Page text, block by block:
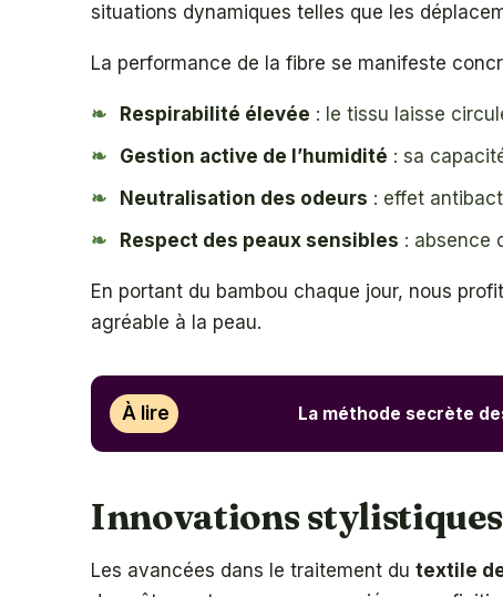
situations dynamiques telles que les
La performance de la fibre se manifeste
Respirabilité élevée : le tissu laisse
Gestion active de l’humidité : sa
Neutralisation des odeurs : effet
Respect des peaux sensibles : absence
En portant du bambou chaque jour, nous
agréable à la peau.
À lire La méthode secrète
Innovations
Les avancées dans le traitement du textile